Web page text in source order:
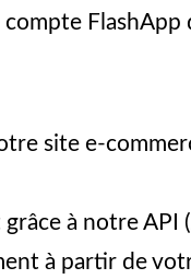
FlashApp
site e-
à notre
à partir de